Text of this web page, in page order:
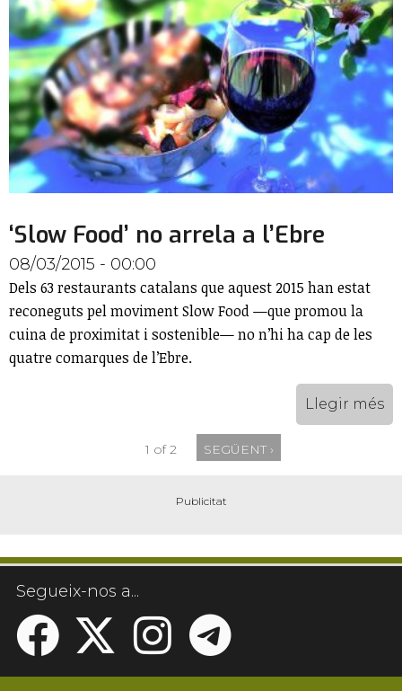
‘Slow Food’ no arrela a l’Ebre
08/03/2015 - 00:00
Dels 63 restaurants catalans que aquest 2015 han estat
reconeguts pel moviment Slow Food —que promou la
cuina de proximitat i sostenible— no n’hi ha cap de les
quatre comarques de l’Ebre.
Llegir més
1 of 2 SEGÜENT ›
Segueix-nos a...